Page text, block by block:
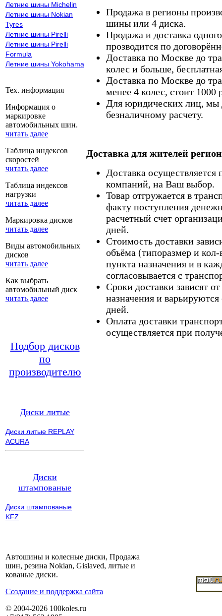
Летние шины Michelin
Летние шины Nokian
Tyres
Летние шины Pirelli
Летние шины Pirelli
Formula
Летние шины Yokohama
Тех. информация
Информация о
маркировке
автомобильных шин.
читать далее
Таблица индексов
скоростей
читать далее
Таблица индексов
нагрузки
читать далее
Маркировка дисков
читать далее
Виды автомобильных
дисков
читать далее
Как выбрать
автомобильный диск
читать далее
Подбор дисков
по
производителю
Диски литые
Диски литые REPLAY
ACURA
Диски
штампованые
Диски штампованые
KFZ
Продажа в регионы
шины или 4 диска.
Продажа и доставка
прозводится по
Доставка по Москве до
колес и больше,
Доставка по Москве до
менее 4 колес, стоит 1000
Для юридических лиц, мы
безналичному расчету.
Доставка для жителей
Доставка
компаний, на Ваш выбор.
Товар отгружается в
факту поступления
расчетный счет
дней.
Стоимость доставки
объёма (типоразмер и кол-
пункта назначения и в
согласовывается с
Сроки доставки зависят
назначения и
дней.
Оплата доставки
осуществляется при
Автошины и колесные диски, Продажа
шин, резина Nokian, Gislaved, литые и
кованые диски.
Cоздание и поддержка сайта
© 2004-2026 100koles.ru